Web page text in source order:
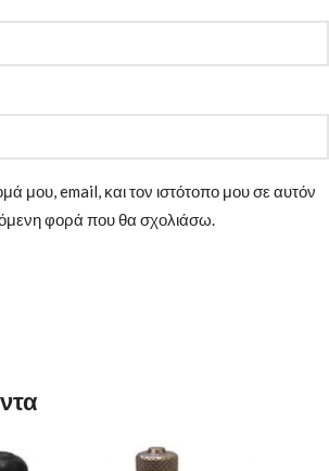
μου, email, και τον ιστότοπο μου σε αυτόν
φορά που θα σχολιάσω.